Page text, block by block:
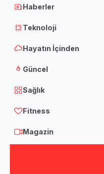
Haberler
Teknoloji
Hayatın İçinden
Güncel
Sağlık
Fitness
Magazin